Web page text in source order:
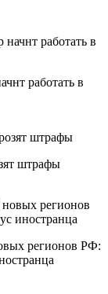
работать в
штрафы
регионов РФ: